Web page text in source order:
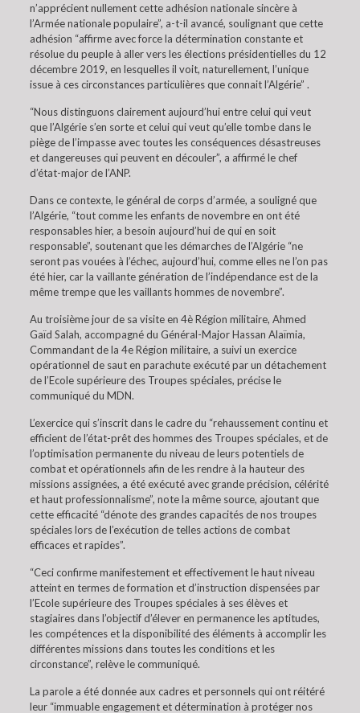
n’apprécient nullement cette adhésion nationale sincère à
l’Armée nationale populaire”, a-t-il avancé, soulignant que cette
adhésion “affirme avec force la détermination constante et
résolue du peuple à aller vers les élections présidentielles du 12
décembre 2019, en lesquelles il voit, naturellement, l’unique
issue à ces circonstances particulières que connait l’Algérie” .
“Nous distinguons clairement aujourd’hui entre celui qui veut
que l’Algérie s’en sorte et celui qui veut qu’elle tombe dans le
piège de l’impasse avec toutes les conséquences désastreuses
et dangereuses qui peuvent en découler”, a affirmé le chef
d’état-major de l’ANP.
Dans ce contexte, le général de corps d’armée, a souligné que
l’Algérie, “tout comme les enfants de novembre en ont été
responsables hier, a besoin aujourd’hui de qui en soit
responsable”, soutenant que les démarches de l’Algérie “ne
seront pas vouées à l’échec, aujourd’hui, comme elles ne l’on pas
été hier, car la vaillante génération de l’indépendance est de la
même trempe que les vaillants hommes de novembre”.
Au troisième jour de sa visite en 4è Région militaire, Ahmed
Gaïd Salah, accompagné du Général-Major Hassan Alaïmia,
Commandant de la 4e Région militaire, a suivi un exercice
opérationnel de saut en parachute exécuté par un détachement
de l’Ecole supérieure des Troupes spéciales, précise le
communiqué du MDN.
L’exercice qui s’inscrit dans le cadre du “rehaussement continu et
efficient de l’état-prêt des hommes des Troupes spéciales, et de
l’optimisation permanente du niveau de leurs potentiels de
combat et opérationnels afin de les rendre à la hauteur des
missions assignées, a été exécuté avec grande précision, célérité
et haut professionnalisme”, note la même source, ajoutant que
cette efficacité “dénote des grandes capacités de nos troupes
spéciales lors de l’exécution de telles actions de combat
efficaces et rapides”.
“Ceci confirme manifestement et effectivement le haut niveau
atteint en termes de formation et d’instruction dispensées par
l’Ecole supérieure des Troupes spéciales à ses élèves et
stagiaires dans l’objectif d’élever en permanence les aptitudes,
les compétences et la disponibilité des éléments à accomplir les
différentes missions dans toutes les conditions et les
circonstance”, relève le communiqué.
La parole a été donnée aux cadres et personnels qui ont réitéré
leur “immuable engagement et détermination à protéger nos